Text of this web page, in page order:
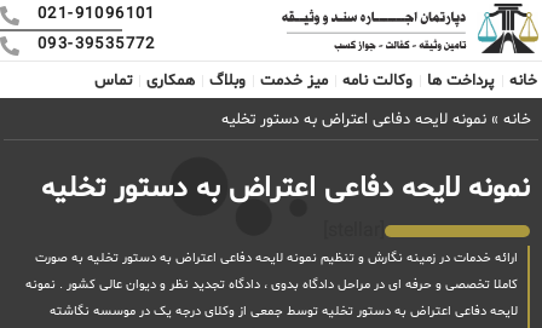
021-91096101
093-39535772
خانه
پرداخت ها وکالت نامه میز خدمت وبلاگ همکاری
تماس
خانه » نمونه لایحه دفاعی اعتراض به دستور تخلیه
نمونه لایحه دفاعی اعتراض به دستور تخلیه
ارائه خدمات در زمینه نگارش و تنظیم نمونه لایحه دفاعی اعتراض به دستور تخلیه به صورت
کاملا تخصصی و حرفه ای در مراحل دادگاه بدوی ، دادگاه تجدید نظر و دیوان عالی کشور . نمونه
لایحه دفاعی اعتراض به دستور تخلیه توسط جمعی از وکلای درجه یک در موسسه نگاشته